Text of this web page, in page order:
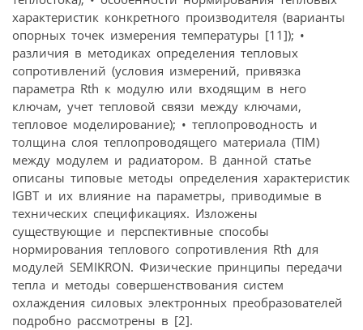
характеристик конкретного производителя (варианты
опорных точек измерения температуры [11]); •
различия в методиках определения тепловых
сопротивлений (условия измерений, привязка
параметра Rth к модулю или входящим в него
ключам, учет тепловой связи между ключами,
тепловое моделирование); • теплопроводность и
толщина слоя теплопроводящего материала (TIM)
между модулем и радиатором. В данной статье
описаны типовые методы определения характеристик
IGBT и их влияние на параметры, приводимые в
технических спецификациях. Изложены
существующие и перспективные способы
нормирования теплового сопротивления Rth для
модулей SEMIKRON. Физические принципы передачи
тепла и методы совершенствования систем
охлаждения силовых электронных преобразователей
подробно рассмотрены в [2].